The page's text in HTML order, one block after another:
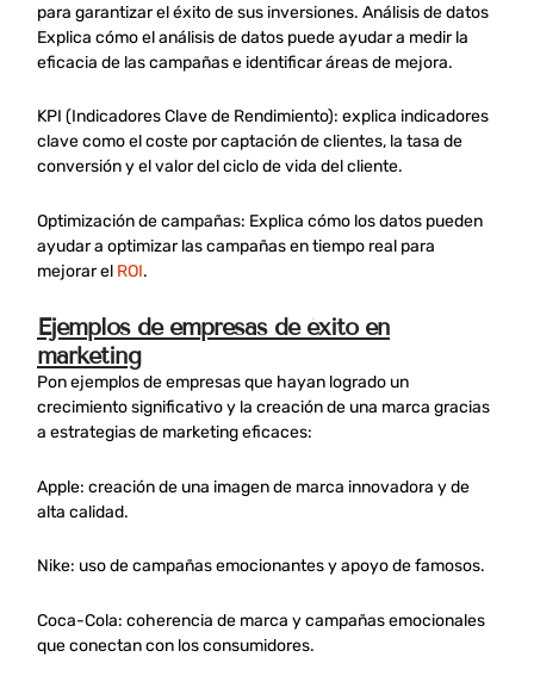
para garantizar el éxito de sus inversiones. Análisis de datos
Explica cómo el análisis de datos puede ayudar a medir la
eficacia de las campañas e identificar áreas de mejora.
KPI (Indicadores Clave de Rendimiento): explica indicadores
clave como el coste por captación de clientes, la tasa de
conversión y el valor del ciclo de vida del cliente.
Optimización de campañas: Explica cómo los datos pueden
ayudar a optimizar las campañas en tiempo real para
mejorar el ROI.
Ejemplos de empresas de éxito en
marketing
Pon ejemplos de empresas que hayan logrado un
crecimiento significativo y la creación de una marca gracias
a estrategias de marketing eficaces:
Apple: creación de una imagen de marca innovadora y de
alta calidad.
Nike: uso de campañas emocionantes y apoyo de famosos.
Coca-Cola: coherencia de marca y campañas emocionales
que conectan con los consumidores.